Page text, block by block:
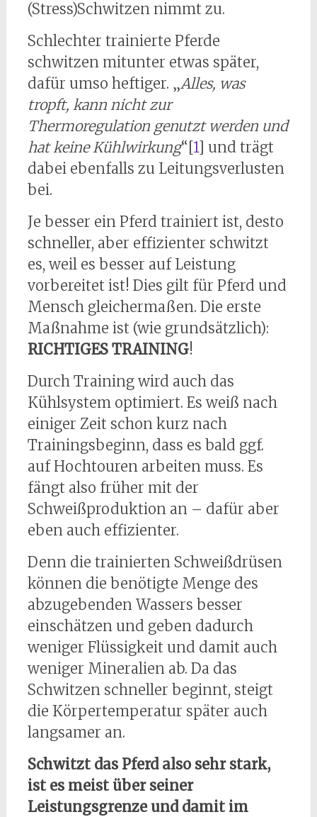
(Stress)Schwitzen nimmt zu.
Schlechter trainierte Pferde
schwitzen mitunter etwas später,
dafür umso heftiger. „Alles, was
tropft, kann nicht zur
Thermoregulation genutzt werden und
hat keine Kühlwirkung“[1] und trägt
dabei ebenfalls zu Leitungsverlusten
bei.
Je besser ein Pferd trainiert ist, desto
schneller, aber effizienter schwitzt
es, weil es besser auf Leistung
vorbereitet ist! Dies gilt für Pferd und
Mensch gleichermaßen. Die erste
Maßnahme ist (wie grundsätzlich):
RICHTIGES TRAINING!
Durch Training wird auch das
Kühlsystem optimiert. Es weiß nach
einiger Zeit schon kurz nach
Trainingsbeginn, dass es bald ggf.
auf Hochtouren arbeiten muss. Es
fängt also früher mit der
Schweißproduktion an – dafür aber
eben auch effizienter.
Denn die trainierten Schweißdrüsen
können die benötigte Menge des
abzugebenden Wassers besser
einschätzen und geben dadurch
weniger Flüssigkeit und damit auch
weniger Mineralien ab. Da das
Schwitzen schneller beginnt, steigt
die Körpertemperatur später auch
langsamer an.
Schwitzt das Pferd also sehr stark,
ist es meist über seiner
Leistungsgrenze und damit im